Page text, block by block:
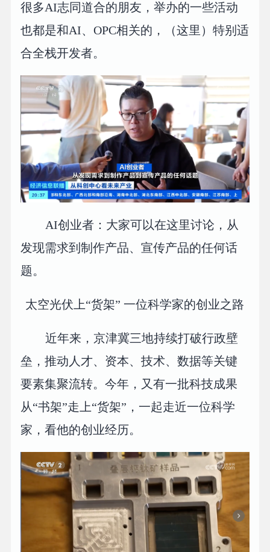
很多AI志同道合的朋友，举办的一些活动
也都是和AI、OPC相关的，（这里）特别适
合全栈开发者。
AI创业者：大家可以在这里讨论，从
发现需求到制作产品、宣传产品的任何话
题。
太空光伏上“货架” 一位科学家的创业之路
近年来，京津冀三地持续打破行政壁
垒，推动人才、资本、技术、数据等关键
要素集聚流转。今年，又有一批科技成果
从“书架”走上“货架”，一起走近一位科学
家，看他的创业经历。